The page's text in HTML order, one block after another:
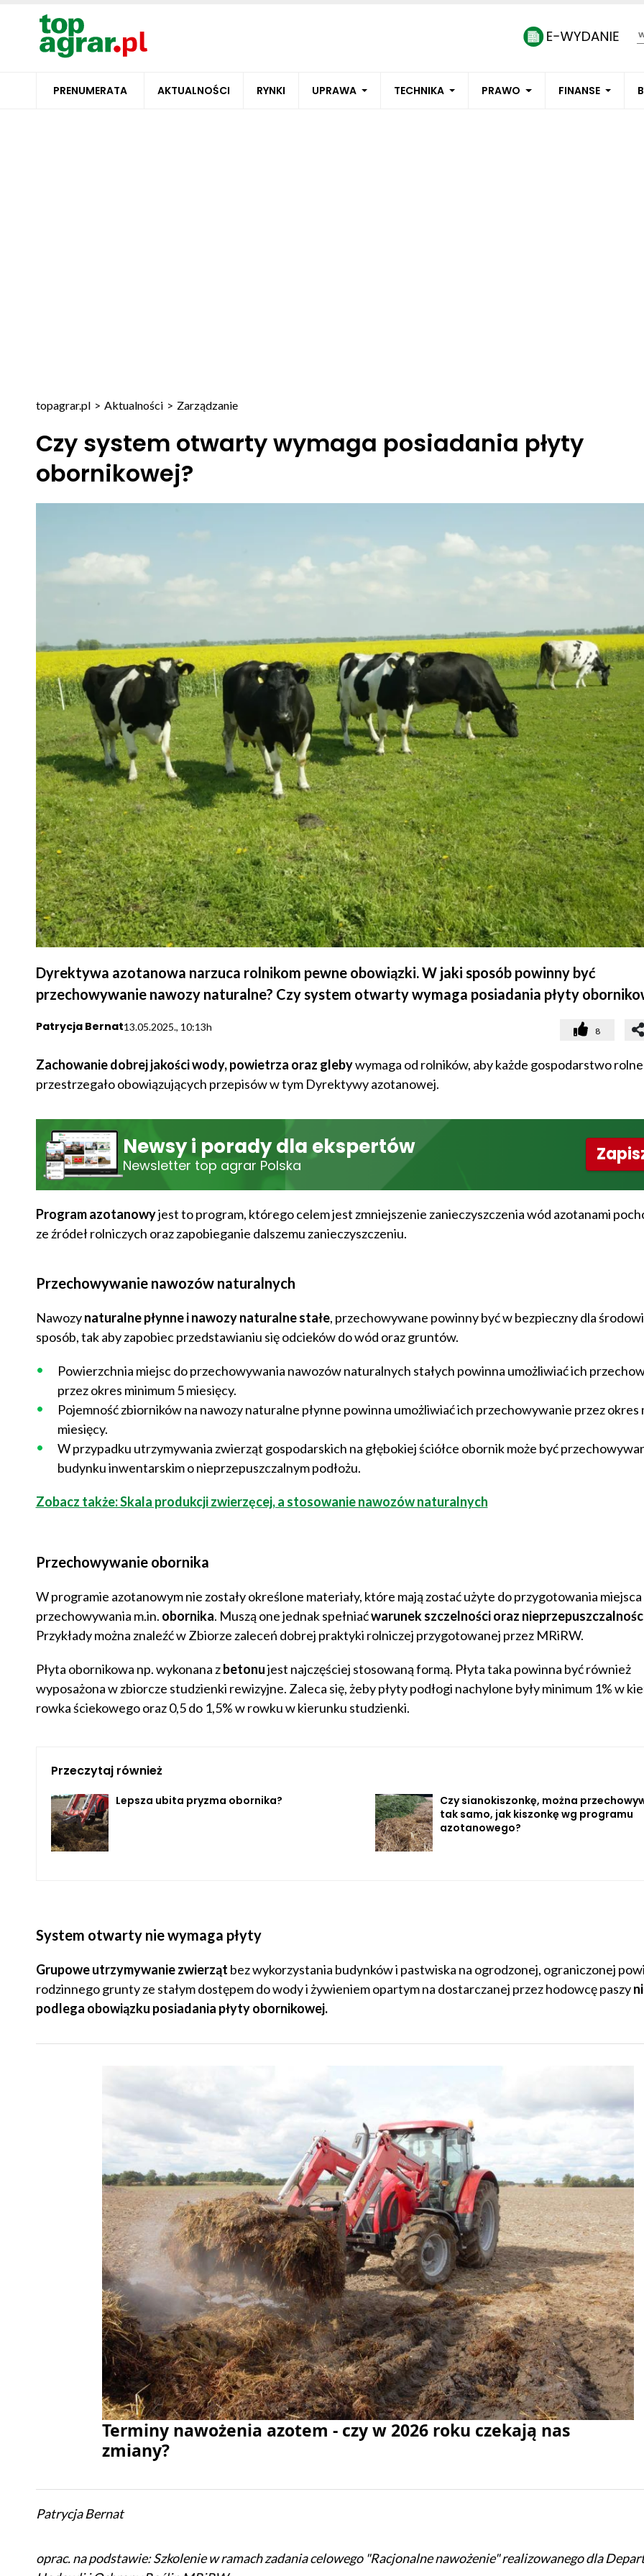
PRENUMERATA AKTUALNOŚCI RYNKI UPRAWA TECHNIKA PRAWO FINANSE
topagrar.pl > Aktualności > Zarządzanie
Czy system otwarty wymaga posiadania płyty
obornikowej?
Dyrektywa azotanowa narzuca rolnikom pewne obowiązki. W jaki sposób powinny być
przechowywanie nawozy naturalne? Czy system otwarty wymaga posiadania płyty
Patrycja Bernat13.05.2025., 10:13h 8
Zachowanie dobrej jakości wody, powietrza oraz glebywymaga od rolników, aby każde gospodarstwo
przestrzegało obowiązujących przepisów w tym Dyrektywy azotanowej.
Newsy i porady dla ekspertów
Newsletter top agrar Polska
Program azotanowyjest to program, którego celem jest zmniejszenie zanieczyszczenia wód azotanami
ze źródeł rolniczych oraz zapobieganie dalszemu zanieczyszczeniu.
Przechowywanie nawozów naturalnych
Nawozynaturalne płynne i nawozy naturalne stałe, przechowywane powinny być w bezpieczny dla
sposób, tak aby zapobiec przedstawianiu się odcieków do wód oraz gruntów.
Powierzchnia miejsc do przechowywania nawozów naturalnych stałych powinna umożliwiać ich
przez okres minimum 5 miesięcy.
Pojemność zbiorników na nawozy naturalne płynne powinna umożliwiać ich przechowywanie przez okres
miesięcy.
W przypadku utrzymywania zwierząt gospodarskich na głębokiej ściółce obornik może być
budynku inwentarskim o nieprzepuszczalnym podłożu.
Zobacz także: Skala produkcji zwierzęcej, a stosowanie nawozów naturalnych
Przechowywanie obornika
W programie azotanowym nie zostały określone materiały, które mają zostać użyte do przygotowania miejsca
przechowywania m.in. obornika. Muszą one jednak spełniaćwarunek szczelności oraz
Przykłady można znaleźć w Zbiorze zaleceń dobrej praktyki rolniczej przygotowanej przez MRiRW.
Płyta obornikowa np. wykonana zbetonujest najczęściej stosowaną formą. Płyta taka powinna być również
wyposażona w zbiorcze studzienki rewizyjne. Zaleca się, żeby płyty podłogi nachylone były minimum 1% w
rowka ściekowego oraz 0,5 do 1,5% w rowku w kierunku studzienki.
Przeczytaj również
Lepsza ubita pryzma obornika?
Czy sianokiszonkę, można
tak samo, jak kiszonkę wg programu
azotanowego?
System otwarty nie wymaga płyty
Grupowe utrzymywanie zwierząt bez wykorzystania budynków i pastwiska na ogrodzonej, ograniczonej
rodzinnego grunty ze stałym dostępem do wody i żywieniem opartym na dostarczanej przez hodowcę paszy
podlega obowiązku posiadania płyty obornikowej.
Terminy nawożenia azotem - czy w 2026 roku czekają nas
zmiany?
Patrycja Bernat
oprac. na podstawie: Szkolenie w ramach zadania celowego "Racjonalne nawożenie" realizowanego dla